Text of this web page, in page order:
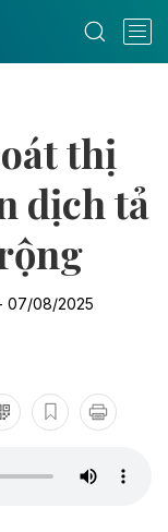
thị
dịch tả
07/08/2025